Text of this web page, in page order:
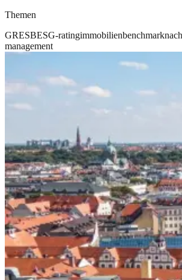
Themen
GRESBESG-ratingimmobilienbenchmark
management